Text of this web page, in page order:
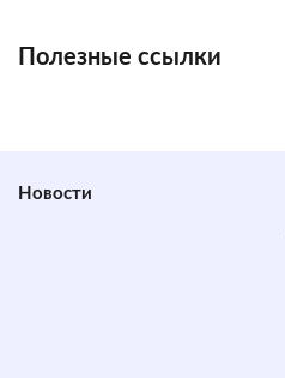
Полезные ссылки
Новости